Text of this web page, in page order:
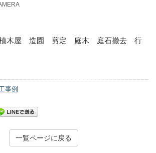
木屋 造園 剪定 庭木 庭石撤去 行
事例
一覧ページに戻る